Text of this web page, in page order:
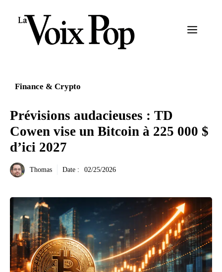
Menu
Finance & Crypto
Prévisions audacieuses : TD
Cowen vise un Bitcoin à 225 000 $
d’ici 2027
Thomas Date : 02/25/2026